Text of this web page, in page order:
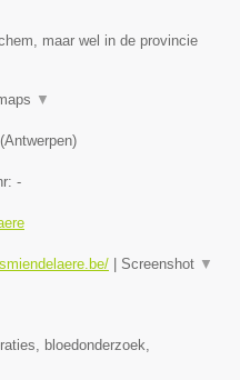
maar wel in de provincie
▼
(Antwerpen)
-
Screenshot ▼
bloedonderzoek,